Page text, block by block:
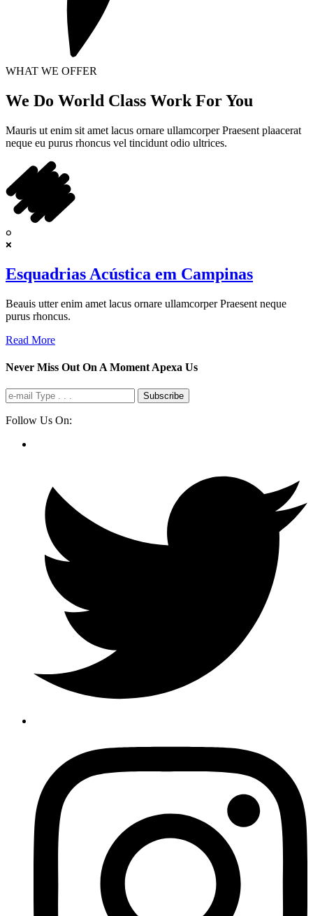
WHAT WE OFFER
We Do World Class Work For You
Mauris ut enim sit amet lacus ornare ullamcorper Praesent plaacerat
neque eu purus rhoncus vel tincidunt odio ultrices.
Esquadrias Acústica em Campinas
Beauis utter enim amet lacus ornare ullamcorper Praesent neque
purus rhoncus.
Read More
Never Miss Out On A Moment Apexa Us
Subscribe
Follow Us On: